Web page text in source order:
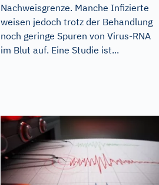
Nachweisgrenze. Manche Infizierte
weisen jedoch trotz der Behandlung
noch geringe Spuren von Virus-RNA
im Blut auf. Eine Studie ist...